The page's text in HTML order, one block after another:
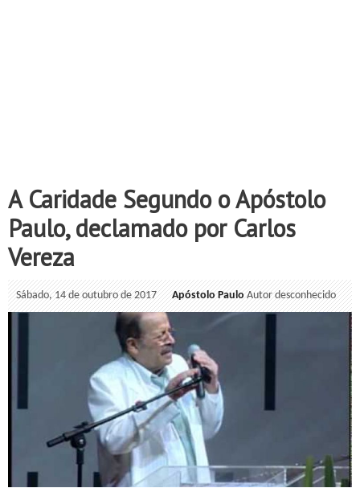
A Caridade Segundo o Apóstolo
Paulo, declamado por Carlos
Vereza
Sábado, 14 de outubro de 2017 Apóstolo Paulo Autor desconhecido